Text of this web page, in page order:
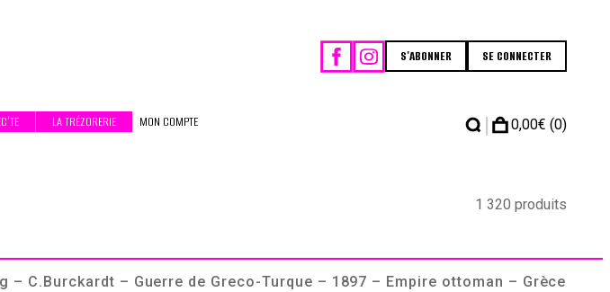
S'ABONNER SE CONNECTER
LA TRÉZORERIE MON COMPTE | 0,00€ (0)
1 320 produits
– C.Burckardt – Guerre de Greco-Turque – 1897 – Empire ottoman – Grèce